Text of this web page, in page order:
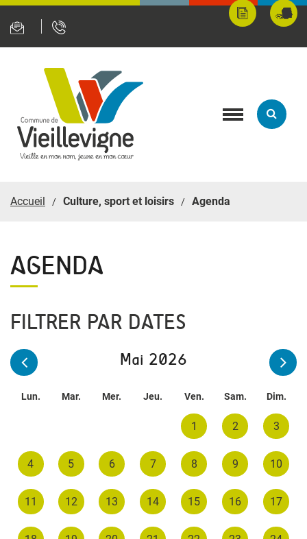
Mes
démarches
Toggle
Accueil Culture, sport et loisirs Agenda
AGENDA
FILTRER PAR DATES
Mai 2026
Lun. Mar. Mer. Jeu. Ven. Sam. Dim.
1 2 3
4 5 6 7 8 9 10
11 12 13 14 15 16 17
Panneau de gestion des cookies